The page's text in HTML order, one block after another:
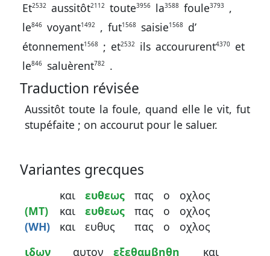
Et2532 aussitôt2112 toute3956 la3588 foule3793
,
le846 voyant1492 , fut1568 saisie1568
d’
étonnement1568 ; et2532 ils accoururent4370
et
le846 saluèrent782 .
Traduction révisée
Aussitôt toute la foule, quand elle le vit, fut
stupéfaite ; on accourut pour le saluer.
Variantes grecques
(MT)
(WH)
και
και
και
ευθεως
ευθεως
ευθυς
πας
πας
πας
ο
ο
ο
οχλος
οχλος
οχλος
ιδων
αυτον εξεθαμβηθη και
Signaler
une
erreur
Participer
aux
du
site